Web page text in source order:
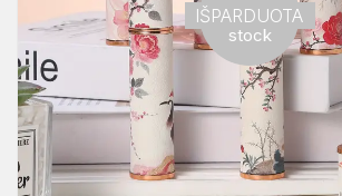
Out of
stock
IŠPARDUOTA